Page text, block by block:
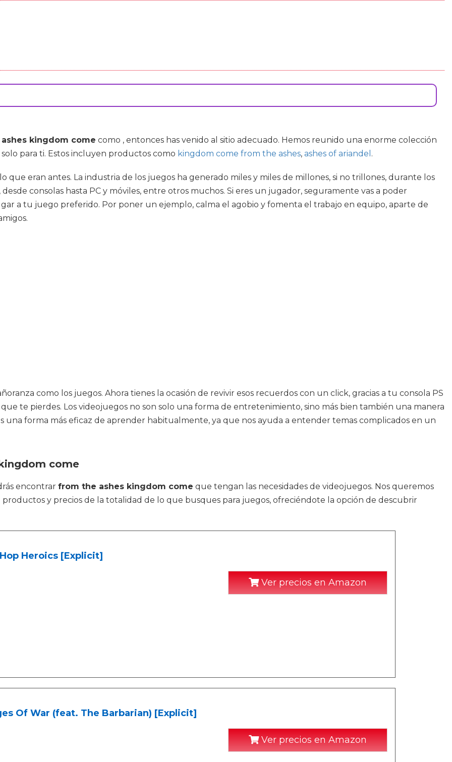
kingdom come como , entonces has venido al sitio adecuado. Hemos reunido una enorme colección
para ti. Estos incluyen productos como kingdom come from the ashes, ashes of ariandel .
eran antes. La industria de los juegos ha generado miles y miles de millones, si no trillones, durante los
consolas hasta PC y móviles, entre otros muchos. Si eres un jugador, seguramente vas a poder
a tu juego preferido. Por poner un ejemplo, calma el agobio y fomenta el trabajo en equipo, aparte de
como los juegos. Ahora tienes la ocasión de revivir esos recuerdos con un click, gracias a tu consola PS
te pierdes. Los videojuegos no son solo una forma de entretenimiento, sino más bien también una manera
una forma más eficaz de aprender habitualmente, ya que nos ayuda a entender temas complicados en un
come
encontrar from the ashes kingdom come que tengan las necesidades de videojuegos. Nos queremos
y precios de la totalidad de lo que busques para juegos, ofreciéndote la opción de descubrir
Heroics [Explicit]
Ver precios en Amazon
Of War (feat. The Barbarian) [Explicit]
Ver precios en Amazon